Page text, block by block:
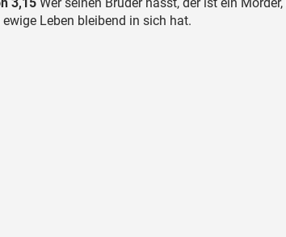
ewige Leben bleibend in sich hat.